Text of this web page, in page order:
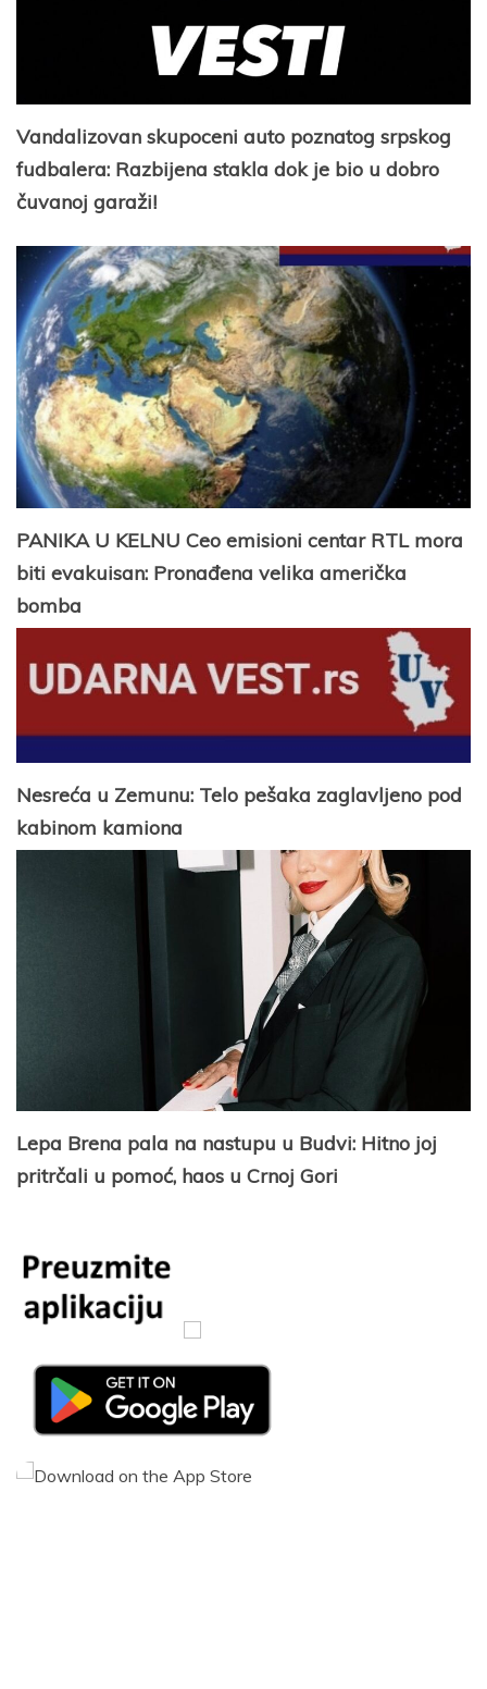
Vandalizovan skupoceni auto poznatog srpskog
fudbalera: Razbijena stakla dok je bio u dobro
čuvanoj garaži!
PANIKA U KELNU Ceo emisioni centar RTL mora
biti evakuisan: Pronađena velika američka
bomba
Nesreća u Zemunu: Telo pešaka zaglavljeno pod
kabinom kamiona
Lepa Brena pala na nastupu u Budvi: Hitno joj
pritrčali u pomoć, haos u Crnoj Gori